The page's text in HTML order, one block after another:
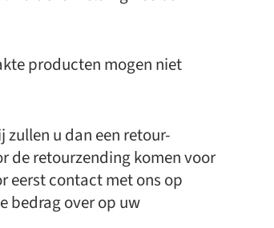
producten mogen niet
u dan een retour-
de retourzending komen voor
eerst contact met ons op
bedrag over op uw